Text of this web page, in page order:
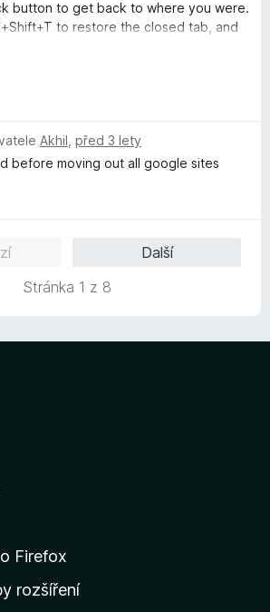
button to get back to where you were.
to restore the closed tab, and
Akhil před 3 lety
before moving out all google sites
Další
Stránka 1 z 8
Firefox
rozšíření